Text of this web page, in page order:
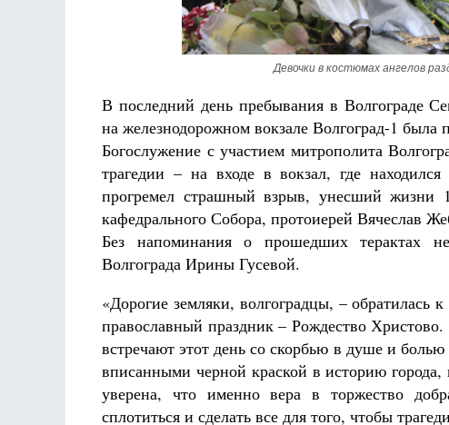
Девочки в костюмах ангелов
В последний день пребывания в Волгограде
на железнодорожном вокзале Волгоград-1 была
Богослужение с участием митрополита
трагедии – на входе в вокзал, где
прогремел страшный взрыв, унесший жизни
кафедрального Собора, протоиерей Вячеслав
Без напоминания о прошедших терактах
Волгограда Ирины Гусевой.
«Дорогие земляки, волгоградцы, –
православный праздник – Рождество
встречают этот день со скорбью в душе и болью
вписанными черной краской в историю
уверена, что именно вера в торжество
сплотиться и сделать все для того, чтобы